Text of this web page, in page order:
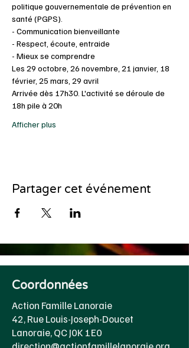
politique gouvernementale de prévention en
santé (PGPS).
- Communication bienveillante
- Respect, écoute, entraide
- Mieux se comprendre
Les 29 octobre, 26 novembre, 21 janvier, 18
février, 25 mars, 29 avril
Arrivée dès 17h30. L'activité se déroule de
18h pile à 20h
Afficher plus
Partager cet événement
Coordonnées
Action Famille Lanoraie
42, Rue Louis-Joseph-Doucet
Lanoraie, QC J0K 1E0